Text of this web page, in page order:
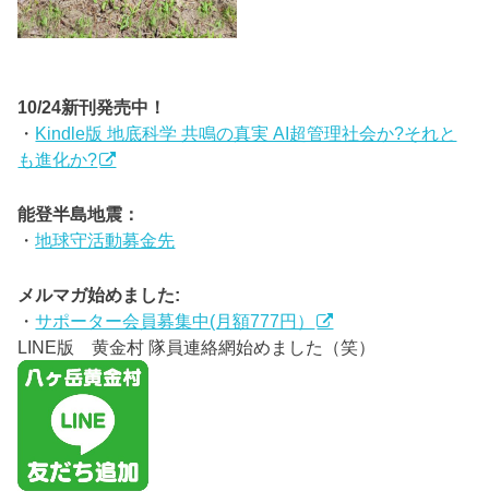
10/24新刊発売中！
・ Kindle版 地底科学 共鳴の真実 AI超管理社会か?それと
も進化か?
能登半島地震：
・地球守活動募金先
メルマガ始めました:
・サポーター会員募集中(月額777円）
LINE版 黄金村 隊員連絡網始めました（笑）